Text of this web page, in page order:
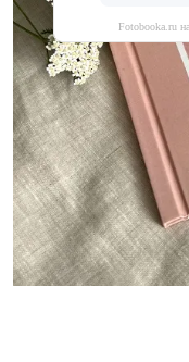
Fotobooka.ru
А мы